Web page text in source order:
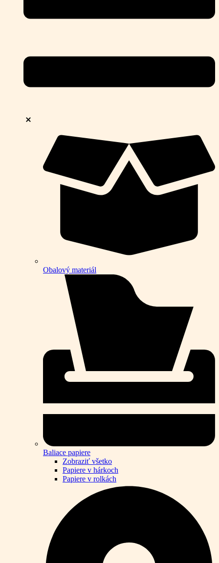
Obalový materiál
Baliace papiere
Zobraziť všetko
Papiere v hárkoch
Papiere v rolkách